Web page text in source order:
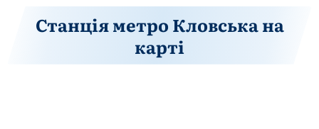
Станція метро Кловська на
карті